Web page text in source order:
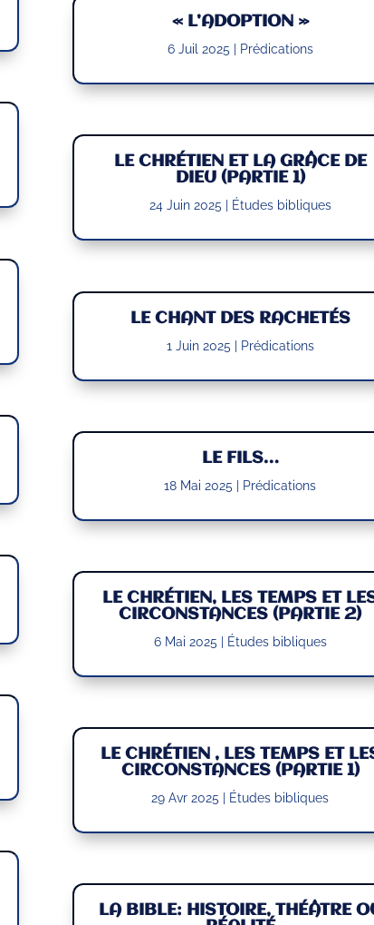
« L’ADOPTION »
6 Juil 2025 Prédications
LE CHRÉTIEN ET LA GRÂCE DE
DIEU (PARTIE 1)
24 Juin 2025 Études bibliques
LE CHANT DES RACHETÉS
1 Juin 2025 Prédications
LE FILS…
18 Mai 2025 Prédications
LE CHRÉTIEN, LES TEMPS ET
CIRCONSTANCES (PARTIE 2)
6 Mai 2025 Études bibliques
LE CHRÉTIEN , LES TEMPS ET
CIRCONSTANCES (PARTIE 1)
29 Avr 2025 Études bibliques
LA BIBLE: HISTOIRE, THÉÂTRE